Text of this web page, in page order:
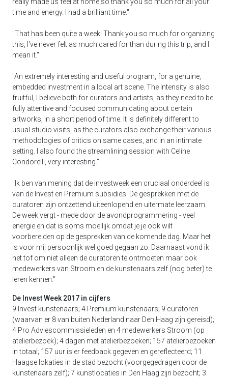
time and energy. I had a brilliant time."
"That has been quite a week! Thank you so much for organizing
this, I've never felt as much cared for than during this trip, and I
mean it."
"An extremely interesting and useful program, for a genuine,
embedded investment in a local art scene. The intensity is also
fruitful, I believe both for curators and artists, as they need to be
fully attentive and focused communicating about certain
artworks, in a short period of time. It is definitely different to
usual studio visits, as the curators also exchange their various
methodologies of critics on same cases, and in an intimate
setting. I also found the streamlining session with Celine
Condorelli, very interesting."
"Ik ben van mening dat de investweek een cruciaal onderdeel is
van de Invest en Premium subsidies. De gesprekken met de
curatoren zijn ontzettend uiteenlopend en uitermate leerzaam.
De week vergt - mede door de avondprogrammering - veel
energie en dat is soms moeilijk omdat je je ook wilt
voorbereiden op de gesprekken van de komende dag. Maar het
is voor mij persoonlijk wel goed gegaan zo. Daarnaast vond ik
het tof om niet alleen de curatoren te ontmoeten maar ook
medewerkers van Stroom en de kunstenaars zelf (nog beter) te
leren kennen."
De Invest Week 2017 in cijfers
9 Invest kunstenaars; 4 Premium kunstenaars; 9 curatoren
(waarvan er 8 van buiten Nederland naar Den Haag zijn gereisd);
4 Pro Adviescommissieleden en 4 medewerkers Stroom (op
atelierbezoek); 4 dagen met atelierbezoeken; 157 atelierbezoeken
in totaal; 157 uur is er feedback gegeven en gereflecteerd; 11
Haagse lokaties in de stad bezocht (voorgegedragen door de
kunstenaars zelf); 7 kunstlocaties in Den Haag zijn bezocht; 3